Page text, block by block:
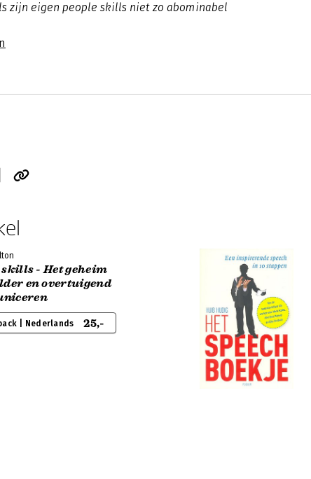
zijn eigen people skills niet zo abominabel
skills - Het geheim
en overtuigend
| Nederlands 25,-